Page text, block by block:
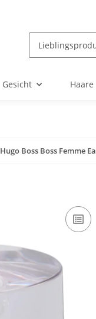
Gesicht Haare
Hugo Boss Boss Femme